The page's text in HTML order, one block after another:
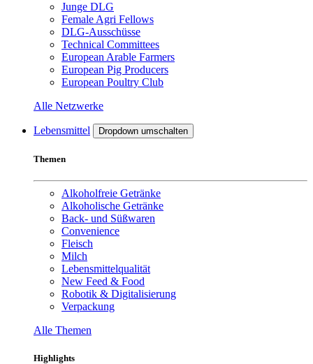
Junge DLG
Female Agri Fellows
DLG-Ausschüsse
Technical Committees
European Arable Farmers
European Pig Producers
European Poultry Club
Alle Netzwerke
Lebensmittel Dropdown umschalten
Themen
Alkoholfreie Getränke
Alkoholische Getränke
Back- und Süßwaren
Convenience
Fleisch
Milch
Lebensmittelqualität
New Feed & Food
Robotik & Digitalisierung
Verpackung
Alle Themen
Highlights